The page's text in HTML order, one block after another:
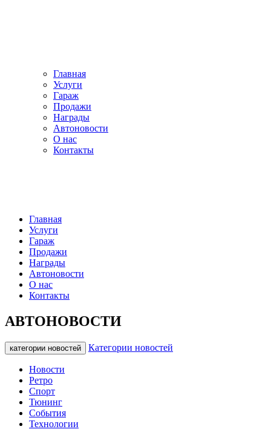
Главная
Услуги
Гараж
Продажи
Награды
Автоновости
О нас
Контакты
Главная
Услуги
Гараж
Продажи
Награды
Автоновости
О нас
Контакты
АВТОНОВОСТИ
категории новостей Категории новостей
Новости
Ретро
Спорт
Тюнинг
События
Технологии